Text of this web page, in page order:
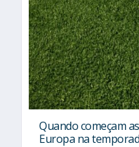
Quando começam
Europa na